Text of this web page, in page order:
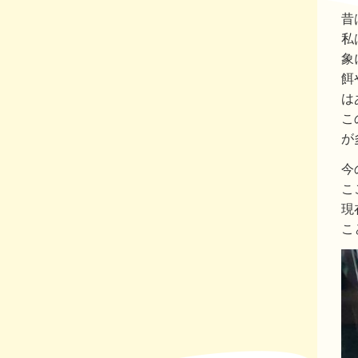
昔
私
象
餌
は
こ
が
今
こ
現
こ